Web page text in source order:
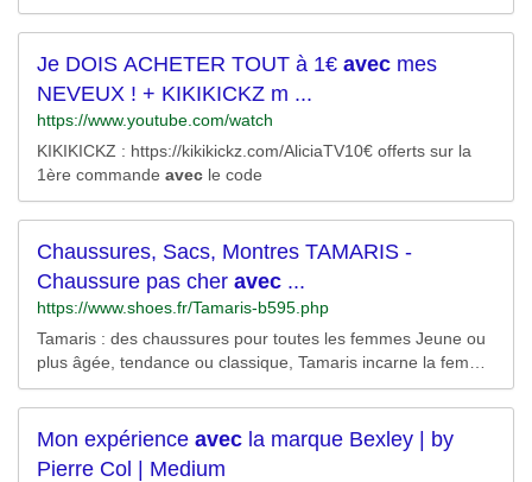
L’enseigne vous fait bénéficier d’une réduction de 25% sur
une sélection de vêtements et sneakers, y compris sur les
articles déjà soldés. Pour profiter de cette réduction, il vous...
Je DOIS ACHETER TOUT à 1€ avec mes
NEVEUX ! + KIKIKICKZ m ...
https://www.youtube.com/watch
KIKIKICKZ : https://kikikickz.com/AliciaTV10€ offerts sur la
1ère commande avec le code
Chaussures, Sacs, Montres TAMARIS -
Chaussure pas cher avec ...
https://www.shoes.fr/Tamaris-b595.php
Tamaris : des chaussures pour toutes les femmes Jeune ou
plus âgée, tendance ou classique, Tamaris incarne la femme
moderne sous toutes ses facettes. Bénéficiant d’un rapport
qualité/prix inégalé, elle s’adresse à toutes les
consommatrices averties qui recherchent des chaussures
dans l’air du temps, alliant matières de qualité et design...
Mon expérience avec la marque Bexley | by
Pierre Col | Medium